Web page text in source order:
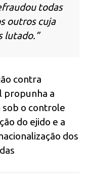
todas
outros cuja
lutado.”
contra
propunha a
o controle
do ejido e a
dos